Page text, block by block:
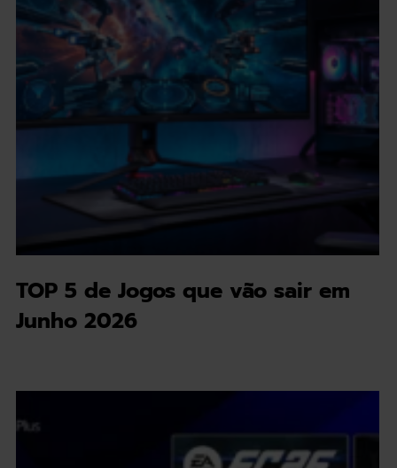
TOP 5 de Jogos que vão sair em
Junho 2026